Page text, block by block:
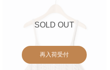
SOLD OUT
再入荷受付